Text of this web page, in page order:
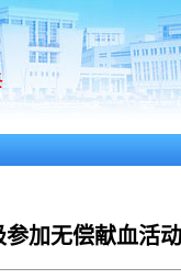
加无偿献血活动